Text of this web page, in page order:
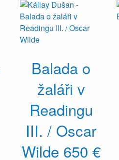
Balada o
žaláři v
Readingu
III. / Oscar
Wilde 650 €